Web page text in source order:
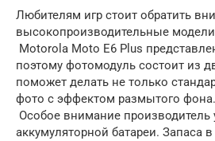
Любителям игр стоит обратить
высокопроизводительные
Motorola Moto E6 Plus
поэтому фотомодуль состоит из
поможет делать не только
фото с эффектом размытого фона.
Особое внимание производитель
аккумуляторной батареи. Запаса